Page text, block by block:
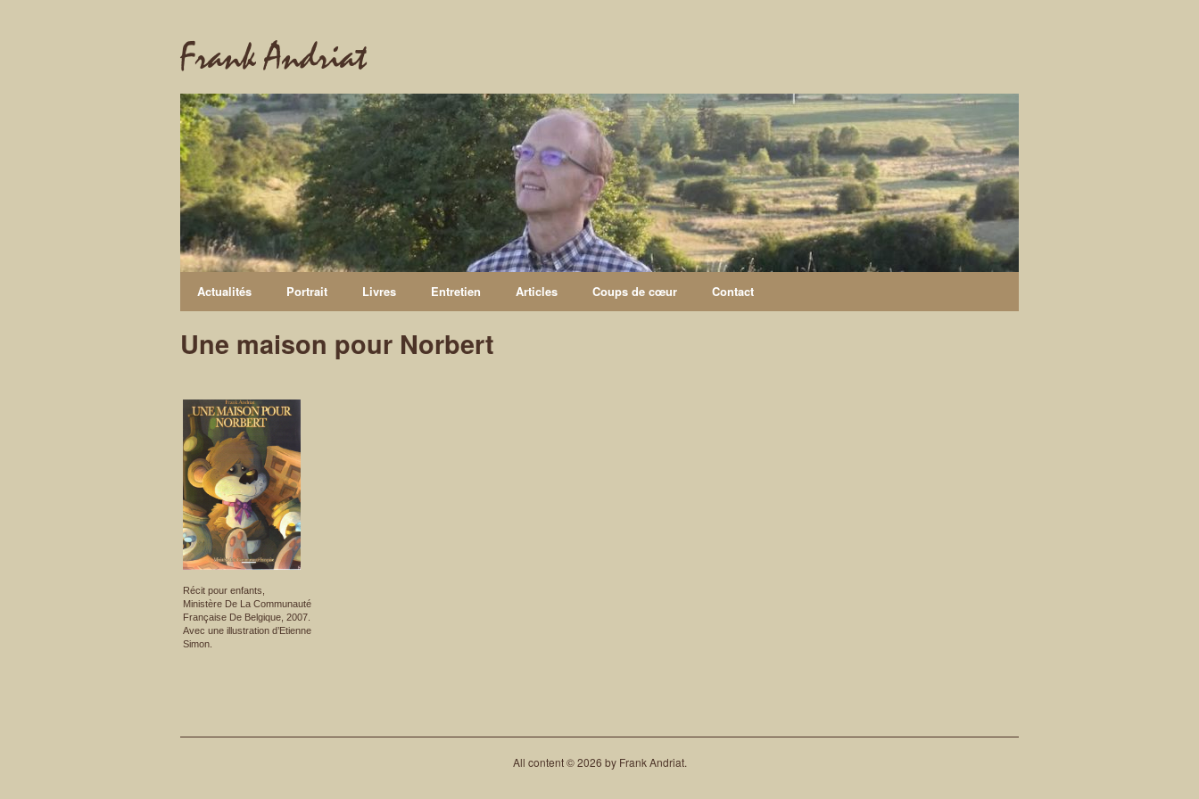
Frank Andriat
Actualités Portrait Livres Entretien Articles Coups de cœur Contact
Une maison pour Norbert
Récit pour enfants,
Ministère De La Communauté
Française De Belgique, 2007.
Avec une illustration d’Etienne
Simon.
All content © 2026 by Frank Andriat.